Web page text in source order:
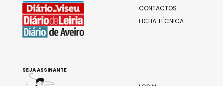
CONTACTOS
FICHA TÉCNICA
SEJA ASSINANTE